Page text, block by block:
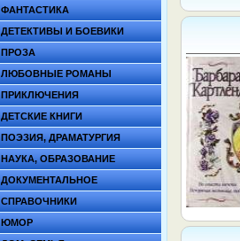
ФАНТАСТИКА
ДЕТЕКТИВЫ И БОЕВИКИ
ПРОЗА
ЛЮБОВНЫЕ РОМАНЫ
ПРИКЛЮЧЕНИЯ
ДЕТСКИЕ КНИГИ
ПОЭЗИЯ, ДРАМАТУРГИЯ
НАУКА, ОБРАЗОВАНИЕ
ДОКУМЕНТАЛЬНОЕ
СПРАВОЧНИКИ
ЮМОР